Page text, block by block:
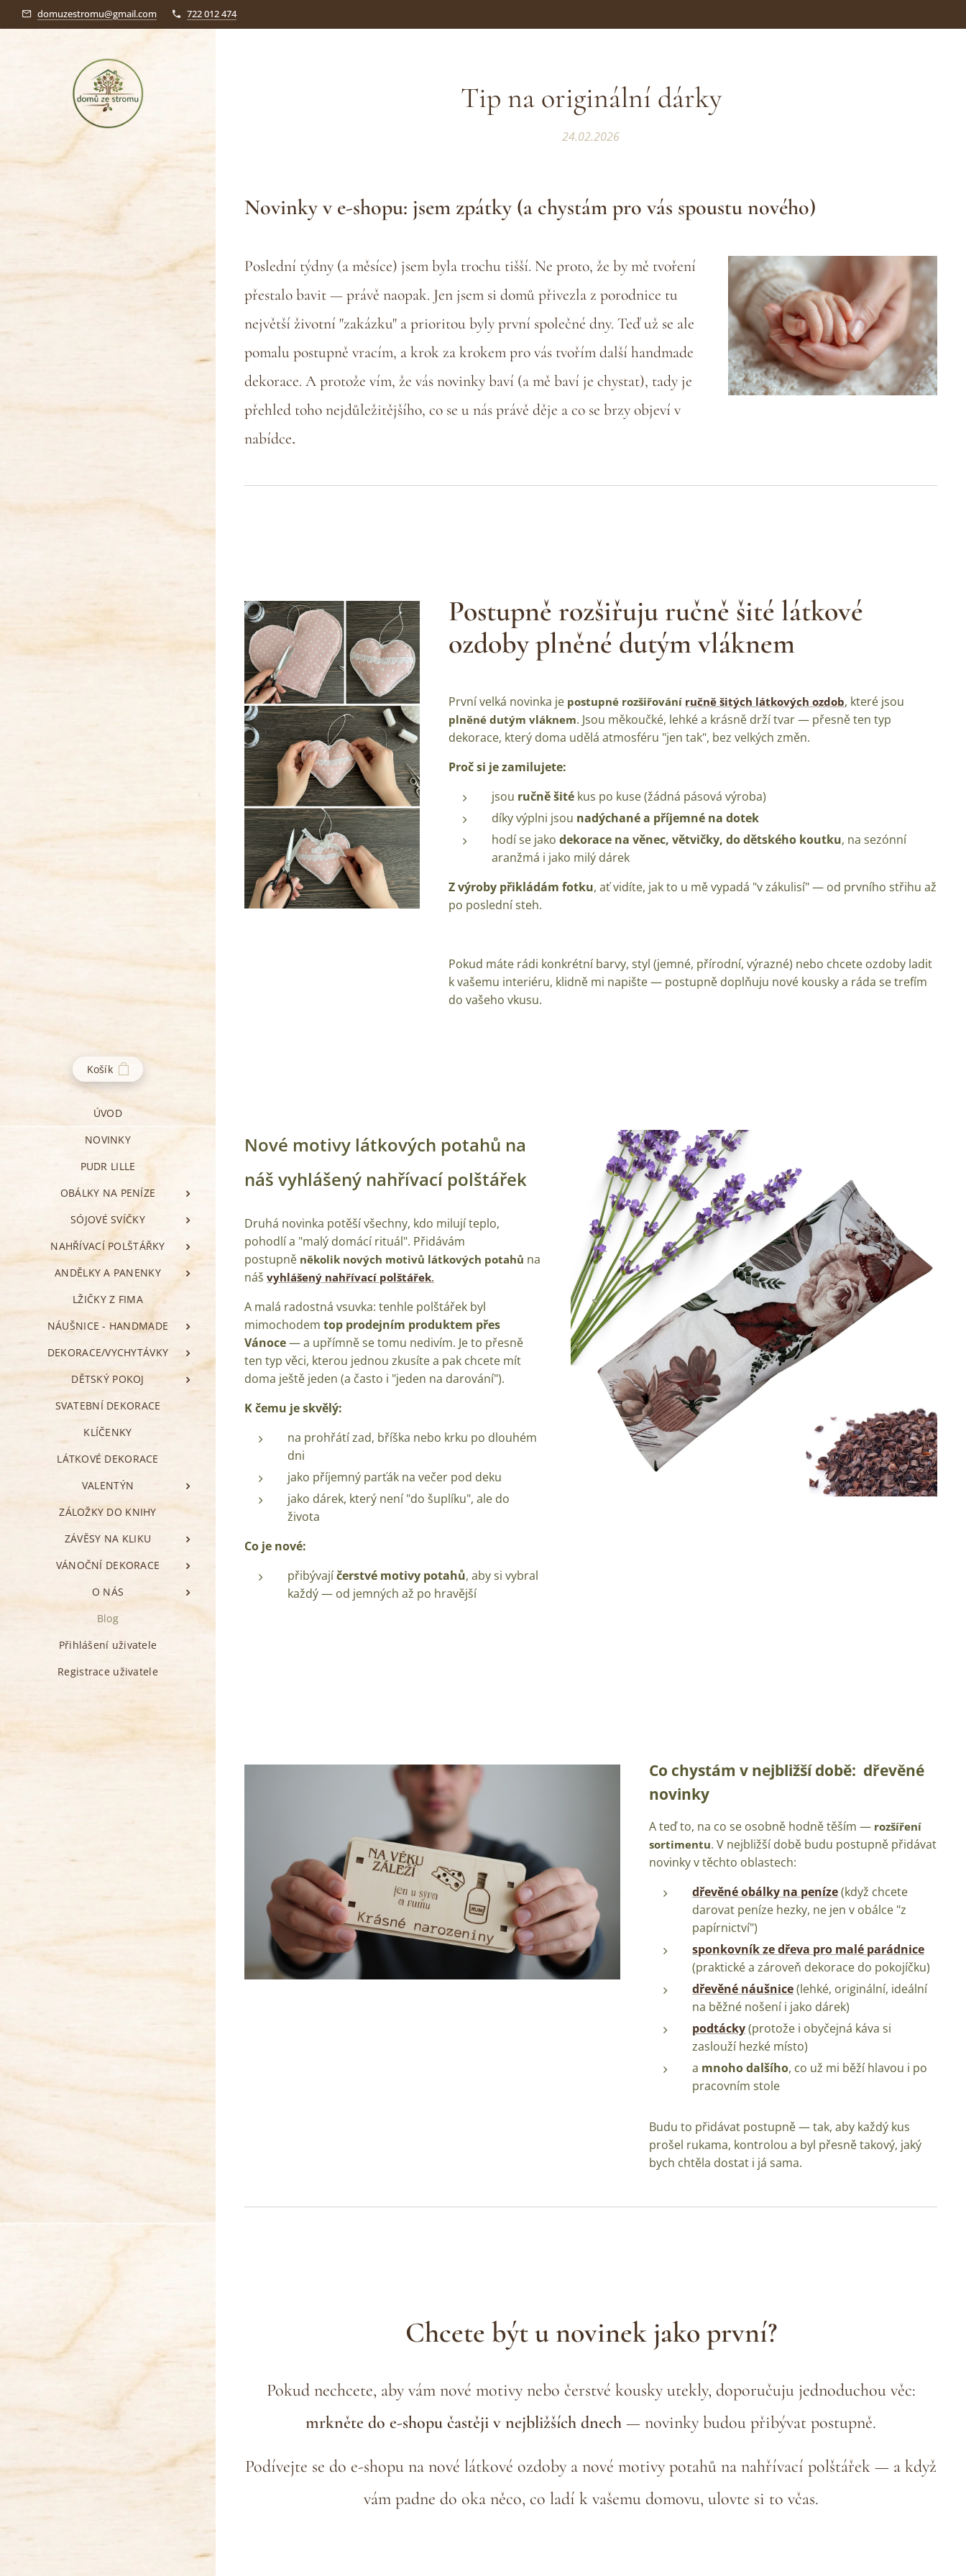
domuzestromu@gmail.com 722 012 474
Košík
ÚVOD
NOVINKY
PUDR LILLE
OBÁLKY NA PENÍZE
SÓJOVÉ SVÍČKY
NAHŘÍVACÍ POLŠTÁŘKY
ANDĚLKY A PANENKY
LŽIČKY Z FIMA
NÁUŠNICE - HANDMADE
DEKORACE/VYCHYTÁVKY
DĚTSKÝ POKOJ
SVATEBNÍ DEKORACE
KLÍČENKY
LÁTKOVÉ DEKORACE
VALENTÝN
ZÁLOŽKY DO KNIHY
ZÁVĚSY NA KLIKU
VÁNOČNÍ DEKORACE
O NÁS
Blog
Přihlášení uživatele
Registrace uživatele
Tip na originální dárky
24.02.2026
Novinky v e-shopu: jsem zpátky (a chystám pro vás spoustu nového)
Poslední týdny (a měsíce) jsem byla trochu tišší. Ne proto, že by mě tvoření
přestalo bavit — právě naopak. Jen jsem si domů přivezla z porodnice tu
největší životní "zakázku" a prioritou byly první společné dny. Teď už se ale
pomalu postupně vracím, a krok za krokem pro vás tvořím další handmade
dekorace. A protože vím, že vás novinky baví (a mě baví je chystat), tady je
přehled toho nejdůležitějšího, co se u nás právě děje a co se brzy objeví v
nabídce.
Postupně rozšiřuju ručně šité látkové
ozdoby plněné dutým vláknem
První velká novinka je postupné rozšiřování ručně šitých látkových ozdob, které jsou
plněné dutým vláknem. Jsou měkoučké, lehké a krásně drží tvar — přesně ten typ
dekorace, který doma udělá atmosféru "jen tak", bez velkých změn.
Proč si je zamilujete:
jsou ručně šité kus po kuse (žádná pásová výroba)
díky výplni jsou nadýchané a příjemné na dotek
hodí se jakodekorace na věnec, větvičky, do dětského koutku, na sezónní
aranžmá i jako milý dárek
Z výroby přikládám fotku, ať vidíte, jak to u mě vypadá "v zákulisí" — od prvního střihu až
po poslední steh.
Pokud máte rádi konkrétní barvy, styl (jemné, přírodní, výrazné) nebo chcete ozdoby ladit
k vašemu interiéru, klidně mi napište — postupně doplňuju nové kousky a ráda se trefím
do vašeho vkusu.
Nové motivy látkových potahů na
náš vyhlášený nahřívací polštářek
Druhá novinka potěší všechny, kdo milují teplo,
pohodlí a "malý domácí rituál". Přidávám
postupně několik nových motivů látkových potahů na
náš vyhlášený nahřívací polštářek.
A malá radostná vsuvka: tenhle polštářek byl
mimochodem top prodejním produktem přes
Vánoce— a upřímně se tomu nedivím. Je to přesně
ten typ věci, kterou jednou zkusíte a pak chcete mít
doma ještě jeden (a často i "jeden na darování").
K čemu je skvělý:
na prohřátí zad, bříška nebo krku po dlouhém
dni
jako příjemný parťák na večer pod deku
jako dárek, který není "do šuplíku", ale do
života
Co je nové:
přibývajíčerstvé motivy potahů, aby si vybral
každý — od jemných až po hravější
Co chystám v nejbližší době: dřevěné
novinky
A teď to, na co se osobně hodně těším — rozšíření
sortimentu. V nejbližší době budu postupně přidávat
novinky v těchto oblastech:
dřevěné obálky na peníze(když chcete
darovat peníze hezky, ne jen v obálce "z
papírnictví")
sponkovník ze dřeva pro malé parádnice
(praktické a zároveň dekorace do pokojíčku)
dřevěné náušnice(lehké, originální, ideální
na běžné nošení i jako dárek)
podtácky(protože i obyčejná káva si
zaslouží hezké místo)
a mnoho dalšího, co už mi běží hlavou i po
pracovním stole
Budu to přidávat postupně — tak, aby každý kus
prošel rukama, kontrolou a byl přesně takový, jaký
bych chtěla dostat i já sama.
Chcete být u novinek jako první?
Pokud nechcete, aby vám nové motivy nebo čerstvé kousky utekly, doporučuju jednoduchou věc:
mrkněte do e-shopu častěji v nejbližších dnech — novinky budou přibývat postupně.
Podívejte se do e-shopu na nové látkové ozdoby a nové motivy potahů na nahřívací polštářek — a když
vám padne do oka něco, co ladí k vašemu domovu, ulovte si to včas.